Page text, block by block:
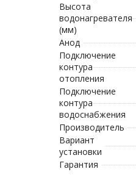
Высота
водонагревателя
(мм)
Анод
Подключение
контура
отопления
Подключение
контура
водоснабжения
Производитель
Вариант
установки
Гарантия